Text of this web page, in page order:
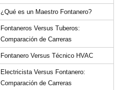
¿Qué es un Maestro Fontanero?
Fontaneros Versus Tuberos:
Comparación de Carreras
Fontanero Versus Técnico HVAC
Electricista Versus Fontanero:
Comparación de Carreras